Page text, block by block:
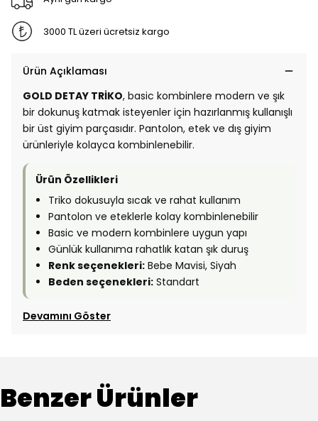
3000 TL üzeri ücretsiz kargo
Ürün Açıklaması
GOLD DETAY TRİKO, basic kombinlere modern ve şık
bir dokunuş katmak isteyenler için hazırlanmış kullanışlı
bir üst giyim parçasıdır. Pantolon, etek ve dış giyim
ürünleriyle kolayca kombinlenebilir.
Ürün Özellikleri
Triko dokusuyla sıcak ve rahat kullanım
Pantolon ve eteklerle kolay kombinlenebilir
Basic ve modern kombinlere uygun yapı
Günlük kullanıma rahatlık katan şık duruş
Renk seçenekleri: Bebe Mavisi, Siyah
Beden seçenekleri: Standart
Devamını Göster
Benzer Ürünler